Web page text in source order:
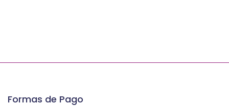
Formas de Pago